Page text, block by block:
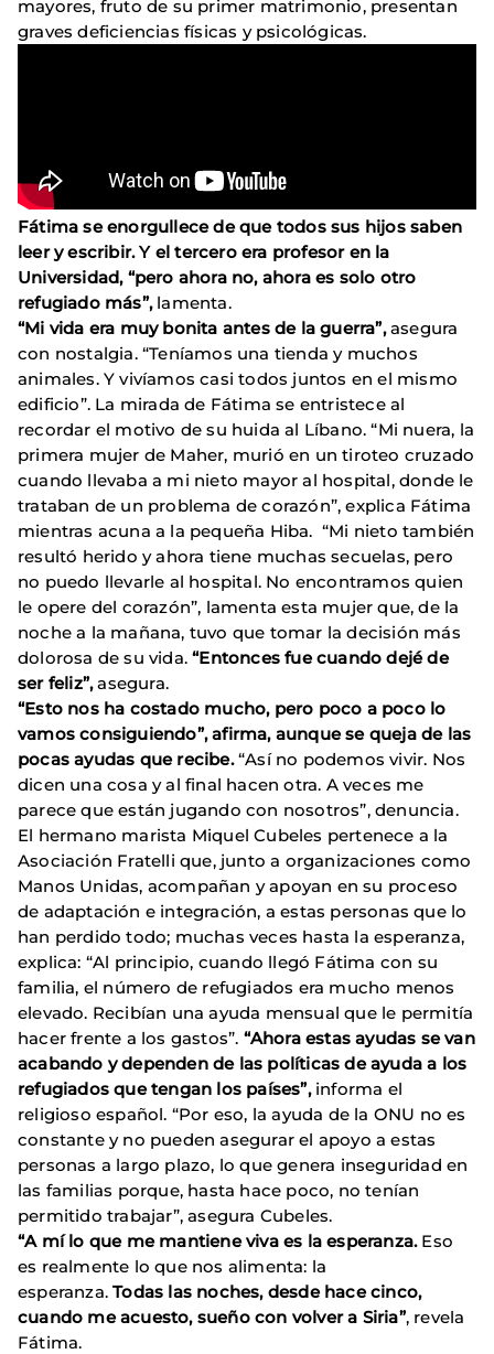
mayores, fruto de su primer matrimonio, presentan
graves deficiencias físicas y psicológicas.
Fátima se enorgullece de que todos sus hijos saben
leer y escribir. Y el tercero era profesor en la
Universidad, “pero ahora no, ahora es solo otro
refugiado más”,lamenta.
“Mi vida era muy bonita antes de la guerra”,asegura
con nostalgia. “Teníamos una tienda y muchos
animales. Y vivíamos casi todos juntos en el mismo
edificio”. La mirada de Fátima se entristece al
recordar el motivo de su huida al Líbano. “Mi nuera, la
primera mujer de Maher, murió en un tiroteo cruzado
cuando llevaba a mi nieto mayor al hospital, donde le
trataban de un problema de corazón”, explica Fátima
mientras acuna a la pequeña Hiba. “Mi nieto también
resultó herido y ahora tiene muchas secuelas, pero
no puedo llevarle al hospital. No encontramos quien
le opere del corazón”, lamenta esta mujer que, de la
noche a la mañana, tuvo que tomar la decisión más
dolorosa de su vida.“Entonces fue cuando dejé de
ser feliz”,asegura.
“Esto nos ha costado mucho, pero poco a poco lo
vamos consiguiendo”, afirma, aunque se queja de las
pocas ayudas que recibe.“Así no podemos vivir. Nos
dicen una cosa y al final hacen otra. A veces me
parece que están jugando con nosotros”, denuncia.
El hermano marista Miquel Cubeles pertenece a la
Asociación Fratelli que, junto a organizaciones como
Manos Unidas, acompañan y apoyan en su proceso
de adaptación e integración, a estas personas que lo
han perdido todo; muchas veces hasta la esperanza,
explica: “Al principio, cuando llegó Fátima con su
familia, el número de refugiados era mucho menos
elevado. Recibían una ayuda mensual que le permitía
hacer frente a los gastos”. “Ahora estas ayudas se van
acabando y dependen de las políticas de ayuda a los
refugiados que tengan los países”,informa el
religioso español. “Por eso, la ayuda de la ONU no es
constante y no pueden asegurar el apoyo a estas
personas a largo plazo, lo que genera inseguridad en
las familias porque, hasta hace poco, no tenían
permitido trabajar”, asegura Cubeles.
“A mí lo que me mantiene viva es la esperanza.Eso
es realmente lo que nos alimenta: la
esperanza.Todas las noches, desde hace cinco,
cuando me acuesto, sueño con volver a Siria”, revela
Fátima.